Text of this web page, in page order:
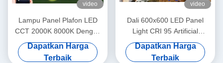
video
Lampu Panel Plafon LED
CCT 2000K 8000K Dengan
Kontrol Tuya CRI 95
Dapatkan Harga
Terbaik
video
Dali 600x600 LED Panel
Light CRI 95 Artificial
Sunlight Tuya Control
Dapatkan Harga
Terbaik